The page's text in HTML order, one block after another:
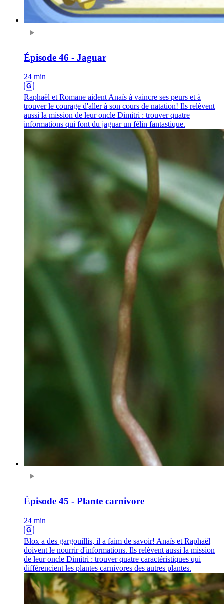
Épisode 46 - Jaguar
24 min
Raphaël et Romane aident Anaïs à vaincre ses peurs et à
trouver le courage d'aller à son cours de natation! Ils relèvent
aussi la mission de leur oncle Dimitri : trouver quatre
informations qui font du jaguar un félin fantastique.
Épisode 45 - Plante carnivore
24 min
Blox a des gargouillis, il a faim de savoir! Anaïs et Raphaël
doivent le nourrir d'informations. Ils relèvent aussi la mission
de leur oncle Dimitri : trouver quatre caractéristiques qui
différencient les plantes carnivores des autres plantes.